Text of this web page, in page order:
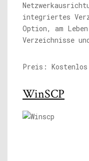
integriertes
Option, am
Verzeichnisse
Preis: Kostenlos
WinSCP